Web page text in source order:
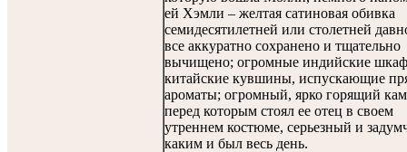
ей Хэмли – желтая сатиновая обивка
семидесятилетней или столетней
все аккуратно сохранено и тщательно
вычищено; огромные индийские
китайские кувшины, испускающие
ароматы; огромный, ярко горящий
перед которым стоял ее отец в своем
утреннем костюме, серьезный и
каким и был весь день.